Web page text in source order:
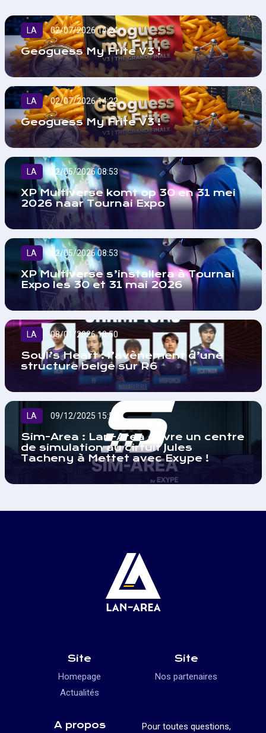
LA 02/07/2026 14:24
Geoguess My Frite V3 !
LA 02/07/2026 14:22
Geoguess My Frite V3 !
LA 22/05/2026 08:53
XP Multiverse komt op 30 en 31 mei
2026 naar Tournai Expo
LA 22/05/2026 08:53
XP Multiverse s’installera à Tournai
Expo les 30 et 31 mai 2026
LA 08/01/2026 10:50
Soul’s Heart : l’avènement d’une
structure belge sur R6
LA 09/12/2025 15:52
Sim-Area : Lan-Area ouvre un centre
de simulation au cirtuit Jules
Tacheny à Mettet avec Exype !
Site
Homepage
Actualités
Site
Nos partenaires
A propos
Pour toutes questions,